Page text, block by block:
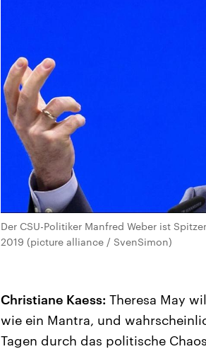
Der CSU-Politiker Manfred Weber ist
2019 (picture alliance / SvenSimon)
Christiane Kaess: Theresa May
wie ein Mantra, und
Tagen durch das politische